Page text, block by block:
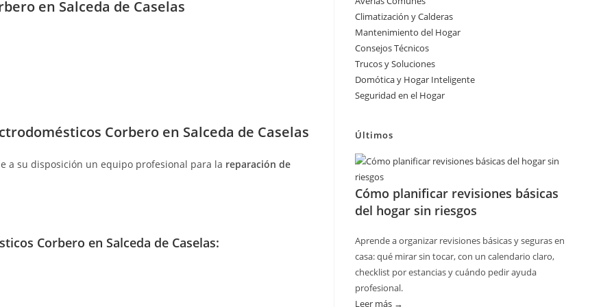
en Salceda de Caselas
Corbero en Salceda de Caselas
a su disposición un equipo profesional para la reparación de
Corbero en Salceda de Caselas:
Climatización y Calderas
Mantenimiento del Hogar
Consejos Técnicos
Trucos y Soluciones
Domótica y Hogar Inteligente
Seguridad en el Hogar
Últimos
Cómo planificar revisiones básicas
del hogar sin riesgos
Aprende a organizar revisiones básicas y seguras en
casa: qué mirar sin tocar, con un calendario claro,
checklist por estancias y cuándo pedir ayuda
profesional.
Leer más →